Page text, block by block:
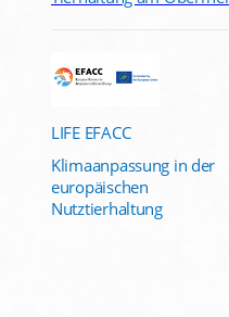
LIFE EFACC
Klimaanpassung in der
europäischen
Nutztierhaltung